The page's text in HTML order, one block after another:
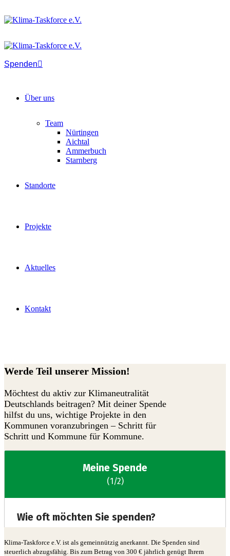
Spenden
Über uns
Team
Nürtingen
Aichtal
Ammerbuch
Starnberg
Standorte
Projekte
Aktuelles
Kontakt
Werde Teil unserer Mission!
Möchtest du aktiv zur Klimaneutralität
Deutschlands beitragen? Mit deiner Spende
hilfst du uns, wichtige Projekte in den
Kommunen voranzubringen – Schritt für
Schritt und Kommune für Kommune.
Klima-Taskforce e.V. ist als gemeinnützig anerkannt. Die Spenden sind
steuerlich abzugsfähig. Bis zum Betrag von 300 € jährlich genügt Ihrem